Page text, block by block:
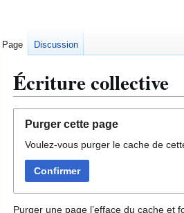
Écriture collective
navigation
recherche
Purger cette page
Voulez-vous purger le cache de
Confirmer
Purger une page l’efface du cache et
Page Discussion